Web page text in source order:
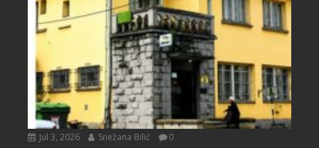
Jul 3, 2026 Snežana Bilić 0